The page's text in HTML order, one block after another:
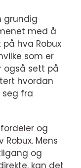
grundig
med å
på hva Robux
som er
også sett på
hvordan
seg fra
og
Mens
og
kan det